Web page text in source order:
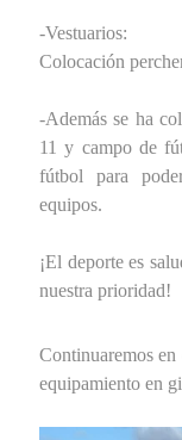
-Vestuarios:
Colocación
-Además se ha
11 y campo de
fútbol para
equipos.
¡El deporte es
nuestra prioridad!
Continuaremos
equipamiento en